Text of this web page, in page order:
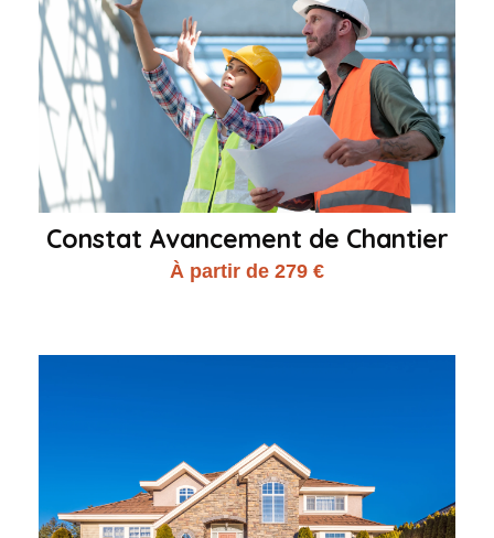
Constat Avancement de Chantier
À partir de 279 €